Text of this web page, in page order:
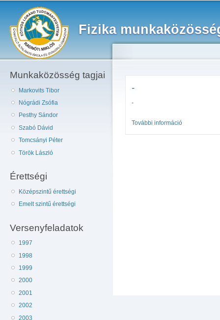
Fizika
Munkaközösség tagjai
Markovits Tibor
Nógrádi Zsófia
Pesthy Sándor
Szabó Dávid
Tomcsányi Péter
Török László
Érettségi
Középszintű érettségi
Emelt szintű érettségi
Versenyfeladatok
1997
1998
1999
2000
2001
2002
2003
-
-
További információ